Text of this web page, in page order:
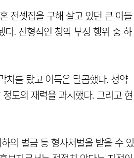
전셋집을 구해 살고 있던 큰 아들
. 전형적인 청약 부정 행위 중 하
차를 탔고 이득은 달콤했다. 청약
도의 재력을 과시했다. 그리고 현
의 벌금 등 형사처벌을 받을 수 있